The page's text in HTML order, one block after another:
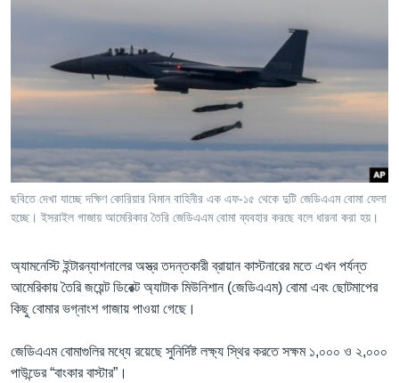
ছবিতে দেখা যাচ্ছে দক্ষিণ কোরিয়ার বিমান বাহিনীর এক এফ-১৫ থেকে দুটি জেডিএএম বোমা ফেলা
হচ্ছে। ইসরাইল গাজায় আমেরিকার তৈরি জেডিএএম বোমা ব্যবহার করছে বলে ধারনা করা হয়।
অ্যামনেস্টি ইন্টারন্যাশনালের অস্ত্র তদন্তকারী ব্রায়ান কাস্টনারের মতে এখন পর্যন্ত
আমেরিকায় তৈরি জয়েন্ট ডিরেক্ট অ্যাটাক মিউনিশান (জেডিএএম) বোমা এবং ছোটমাপের
কিছু বোমার ভগ্নাংশ গাজায় পাওয়া গেছে।
জেডিএএম বোমাগুলির মধ্যে রয়েছে সুনির্দিষ্ট লক্ষ্য স্থির করতে সক্ষম ১,০০০ ও ২,০০০
পাউন্ডের “বাংকার বাস্টার”।